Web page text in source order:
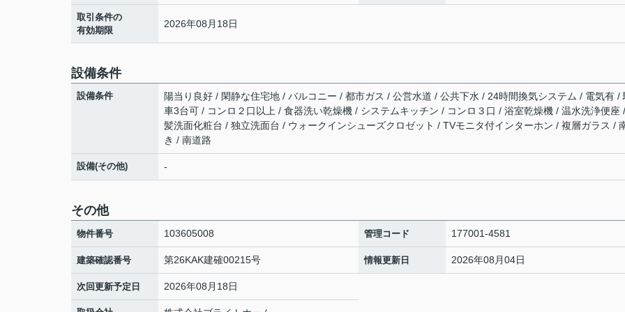
取引条件の
有効期限
2026年08月18日
設備条件
設備条件
陽当り良好 / 閑静な住宅地 / バルコニー / 都市ガス / 公営水道 / 公共下水 / 24時間換気システム / 電気有 /
車3台可 / コンロ２口以上 / 食器洗い乾燥機 / システムキッチン / コンロ３口 / 浴室乾燥機 / 温水洗浄便座
髪洗面化粧台 / 独立洗面台 / ウォークインシューズクロゼット / TVモニタ付インターホン / 複層ガラス /
き / 南道路
設備(その他) -
その他
物件番号 103605008 管理コード 177001-4581
建築確認番号 第26KAK建確00215号 情報更新日 2026年08月04日
次回更新予定日 2026年08月18日